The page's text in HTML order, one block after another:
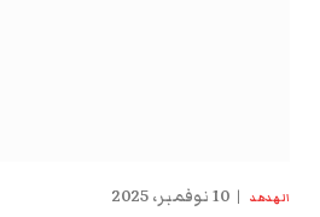
الهدهد 10 نوفمبر، 2025